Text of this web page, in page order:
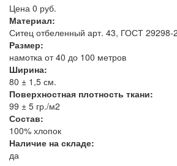
Цена 0 руб.
Материал:
Ситец отбеленный арт. 43, ГОСТ 29298-
Размер:
намотка от 40 до 100 метров
Ширина:
80 ± 1,5 см.
Поверхностная плотность ткани:
99 ± 5 гр./м2
Состав:
100% хлопок
Наличие на складе:
да